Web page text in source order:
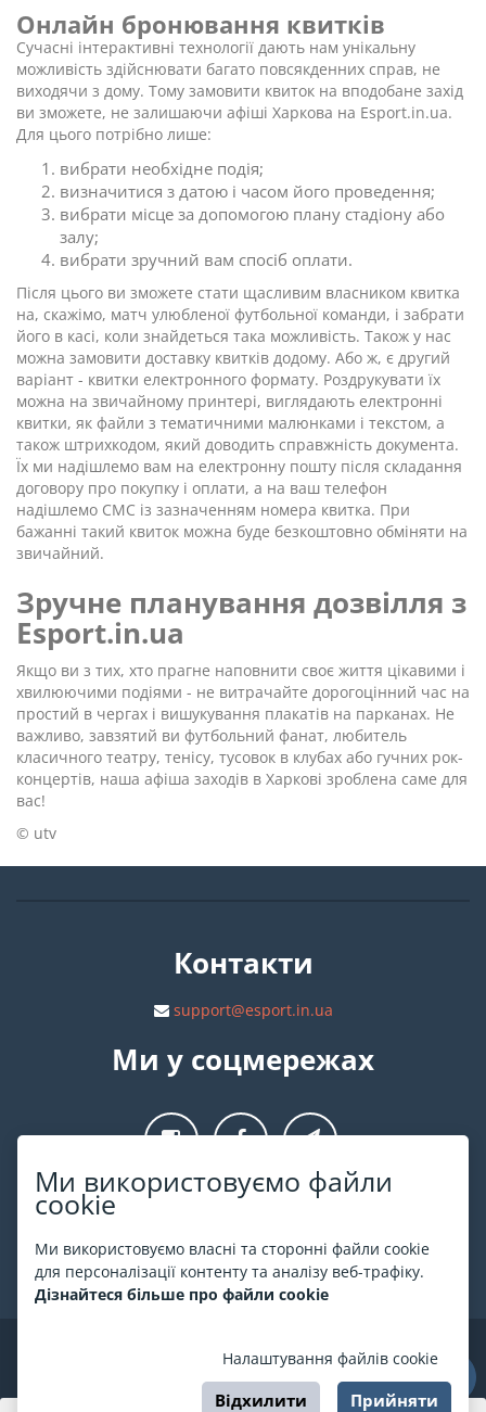
Ми використовуємо файли
cookie
Ми використовуємо власні та сторонні файли cookie
для персоналізації контенту та аналізу веб-трафіку.
Дізнайтеся більше про файли cookie
Налаштування файлів cookie
Відхилити Прийняти
Онлайн бронювання квитків
Сучасні інтерактивні технології дають нам унікальну
можливість здійснювати багато повсякденних справ, не
виходячи з дому. Тому замовити квиток на вподобане захід
ви зможете, не залишаючи афіші Харкова на Esport.in.ua.
Для цього потрібно лише:
вибрати необхідне подія;
визначитися з датою і часом його проведення;
вибрати місце за допомогою плану стадіону або
залу;
вибрати зручний вам спосіб оплати.
Після цього ви зможете стати щасливим власником квитка
на, скажімо, матч улюбленої футбольної команди, і забрати
його в касі, коли знайдеться така можливість. Також у нас
можна замовити доставку квитків додому. Або ж, є другий
варіант - квитки електронного формату. Роздрукувати їх
можна на звичайному принтері, виглядають електронні
квитки, як файли з тематичними малюнками і текстом, а
також штрихкодом, який доводить справжність документа.
Їх ми надішлемо вам на електронну пошту після складання
договору про покупку і оплати, а на ваш телефон
надішлемо СМС із зазначенням номера квитка. При
бажанні такий квиток можна буде безкоштовно обміняти на
звичайний.
Зручне планування дозвілля з
Esport.in.ua
Якщо ви з тих, хто прагне наповнити своє життя цікавими і
хвилюючими подіями - не витрачайте дорогоцінний час на
простий в чергах і вишукування плакатів на парканах. Не
важливо, завзятий ви футбольний фанат, любитель
класичного театру, тенісу, тусовок в клубах або гучних рок-
концертів, наша афіша заходів в Харкові зроблена саме для
вас!
© utv
Контакти
support@esport.in.ua
Ми у соцмережах
Про ESPORT.in.ua
На ESPORT.in.ua представлена афіша Києва та інших міст
України. Всі квитки продаються офіційно. Ми працюємо
безпосередньо з касами.